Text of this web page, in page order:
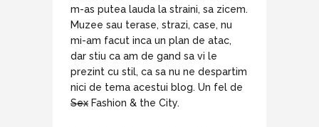
m-as putea lauda la straini, sa zicem.
Muzee sau terase, strazi, case, nu
mi-am facut inca un plan de atac,
dar stiu ca am de gand sa vi le
prezint cu stil, ca sa nu ne despartim
nici de tema acestui blog. Un fel de
Sex Fashion & the City.